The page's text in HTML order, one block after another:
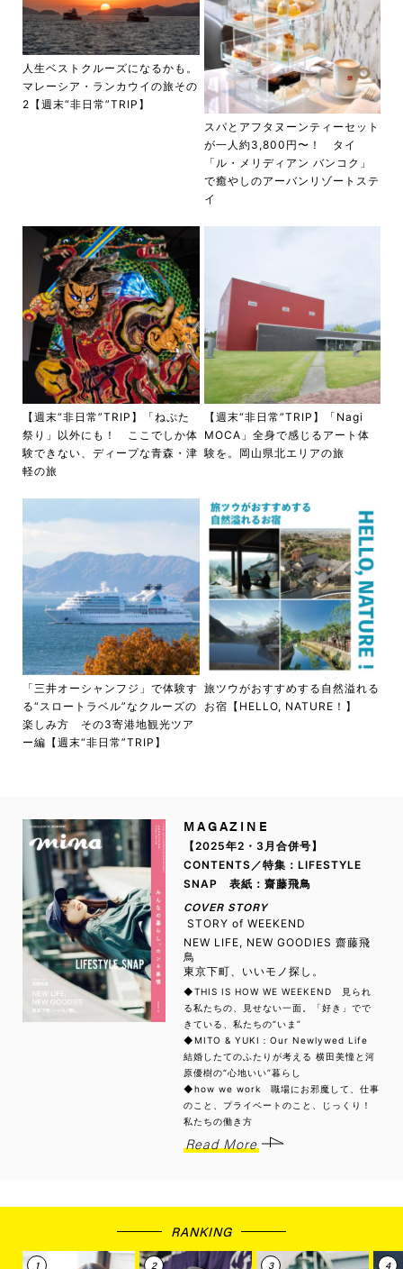
人生ベストクルーズになるかも。
マレーシア・ランカウイの旅その
2【週末“非日常”TRIP】
スパとアフタヌーンティーセット
が一人約3,800円〜！ タイ
「ル・メリディアン バンコク」
で癒やしのアーバンリゾートステ
イ
【週末“非日常”TRIP】「ねぷた
祭り」以外にも！ ここでしか体
験できない、ディープな青森・津
軽の旅
【週末“非日常”TRIP】「Nagi
MOCA」全身で感じるアート体
験を。岡山県北エリアの旅
「三井オーシャンフジ」で体験す
る“スロートラベル”なクルーズの
楽しみ方 その3寄港地観光ツア
ー編【週末“非日常”TRIP】
旅ツウがおすすめする自然溢れる
お宿【HELLO, NATURE！】
MAGAZINE
【2025年2・3月合併号】
CONTENTS／特集：LIFESTYLE
SNAP 表紙：齋藤飛鳥
COVER STORY
STORY of WEEKEND
NEW LIFE, NEW GOODIES 齋藤飛
鳥
東京下町、いいモノ探し。
◆THIS IS HOW WE WEEKEND 見られ
る私たちの、見せない一面。「好き」でで
きている、私たちの“いま”
◆MITO & YUKI：Our Newlywed Life
結婚したてのふたりが考える 横田美憧と河
原優樹の“心地いい”暮らし
◆how we work 職場にお邪魔して、仕事
のこと、プライベートのこと、じっくり！
私たちの働き方
Read More
RANKING